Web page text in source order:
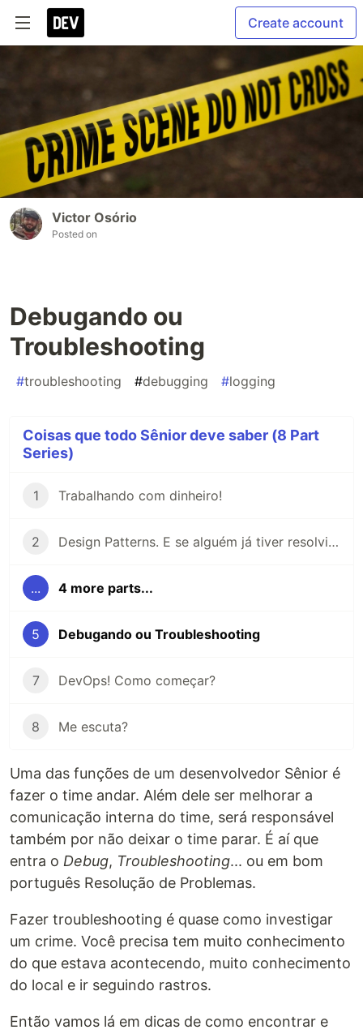
Create account
Victor Osório
Posted on
Debugando ou
Troubleshooting
#troubleshooting #debugging #logging
Coisas que todo Sênior deve saber (8 Part
Series)
1 Trabalhando com dinheiro!
2 Design Patterns. E se alguém já tiver resolvido seu problema?
... 4 more parts...
5 Debugando ou Troubleshooting
7 DevOps! Como começar?
8 Me escuta?
Uma das funções de um desenvolvedor Sênior é
fazer o time andar. Além dele ser melhorar a
comunicação interna do time, será responsável
também por não deixar o time parar. É aí que
entra o Debug, Troubleshooting... ou em bom
português Resolução de Problemas.
Fazer troubleshooting é quase como investigar
um crime. Você precisa tem muito conhecimento
do que estava acontecendo, muito conhecimento
do local e ir seguindo rastros.
Então vamos lá em dicas de como encontrar e